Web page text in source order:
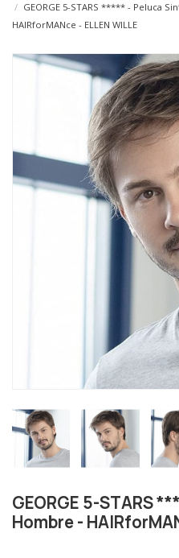
GEORGE 5-STARS ***** - Peluca
HAIRforMANce - ELLEN WILLE
GEORGE 5-STARS
Hombre -